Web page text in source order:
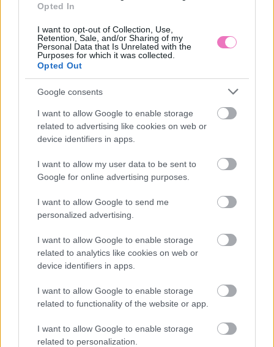
Opted In
I want to opt-out of Collection, Use,
Retention, Sale, and/or Sharing of my
Personal Data that Is Unrelated with the
Purposes for which it was collected.
Opted Out
Google consents
I want to allow Google to enable storage
related to advertising like cookies on web or
device identifiers in apps.
I want to allow my user data to be sent to
Google for online advertising purposes.
I want to allow Google to send me
personalized advertising.
I want to allow Google to enable storage
related to analytics like cookies on web or
device identifiers in apps.
I want to allow Google to enable storage
related to functionality of the website or app.
I want to allow Google to enable storage
related to personalization.
A vegetáriánusok többsége már átélhettek hús
utáni sóvárgást életük során. Többségük ezt
képes elnyomni, pedig ilyenkor a szervezetnek
vasra és cinkre lehet szüksége, amit így próbál
spenótot, sajtot érdemes fogyasztani, de ha
látjuk el szervezetünket.
A cikk folytatódik, lapozz!
« 1/2 »